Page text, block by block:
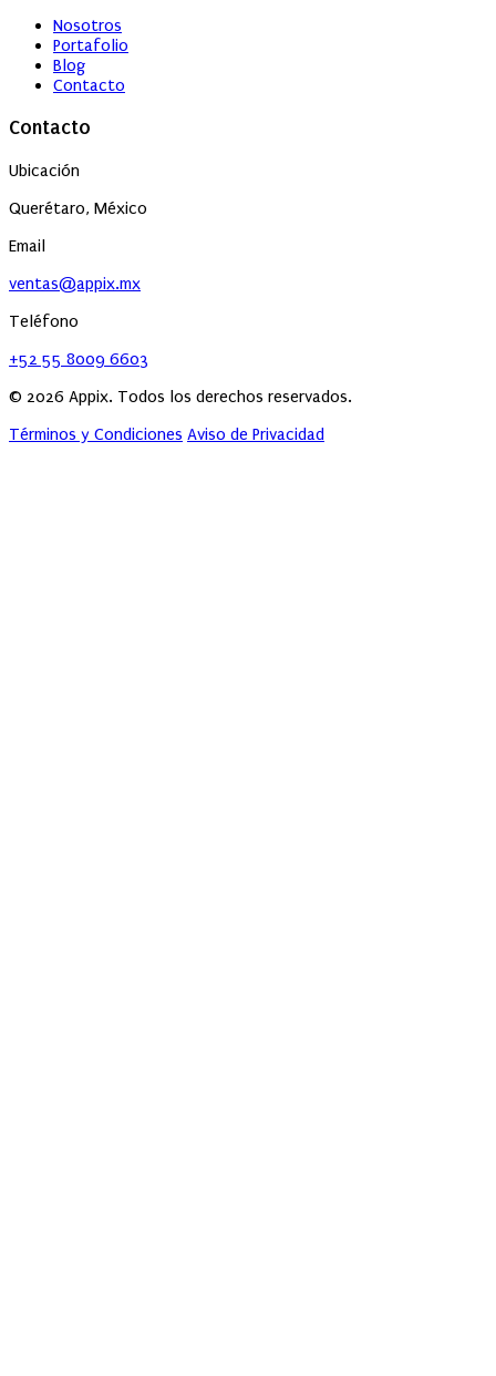
Nosotros
Portafolio
Blog
Contacto
Contacto
Ubicación
Querétaro, México
Email
ventas@appix.mx
Teléfono
+52 55 8009 6603
© 2026 Appix. Todos los derechos reservados.
Términos y Condiciones Aviso de Privacidad